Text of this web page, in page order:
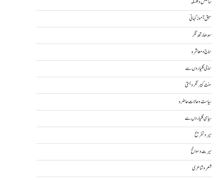
سائنس و فلسفہ
سبق آموز کہانی
سدھارتھ نگر
سماج و معاشرہ
سماجی گلیاروں سے
سنت کبیر نگر و بستی
سیاست و حالات حاضرہ
سیاسی گلیاروں سے
سیر و تفریح
سیرت و سوانح
شعر و شاعری